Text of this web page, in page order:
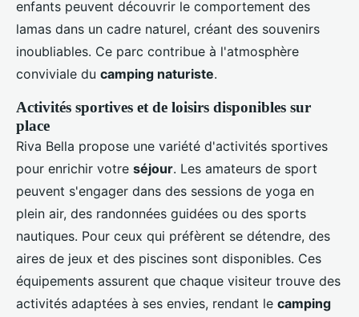
enfants peuvent découvrir le comportement des
lamas dans un cadre naturel, créant des souvenirs
inoubliables. Ce parc contribue à l'atmosphère
conviviale du camping naturiste.
Activités sportives et de loisirs disponibles sur
place
Riva Bella propose une variété d'activités sportives
pour enrichir votre séjour. Les amateurs de sport
peuvent s'engager dans des sessions de yoga en
plein air, des randonnées guidées ou des sports
nautiques. Pour ceux qui préfèrent se détendre, des
aires de jeux et des piscines sont disponibles. Ces
équipements assurent que chaque visiteur trouve des
activités adaptées à ses envies, rendant le camping